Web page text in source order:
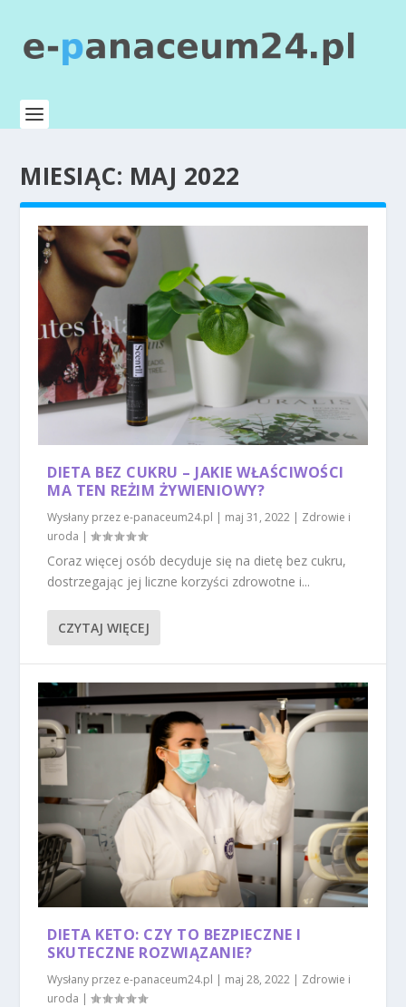
MIESIĄC: MAJ 2022
DIETA BEZ CUKRU – JAKIE WŁAŚCIWOŚCI
MA TEN REŻIM ŻYWIENIOWY?
Wysłany przez e-panaceum24.pl | maj 31, 2022 | Zdrowie i
uroda |
Coraz więcej osób decyduje się na dietę bez cukru,
dostrzegając jej liczne korzyści zdrowotne i...
CZYTAJ WIĘCEJ
DIETA KETO: CZY TO BEZPIECZNE I
SKUTECZNE ROZWIĄZANIE?
Wysłany przez e-panaceum24.pl | maj 28, 2022 | Zdrowie i
uroda |